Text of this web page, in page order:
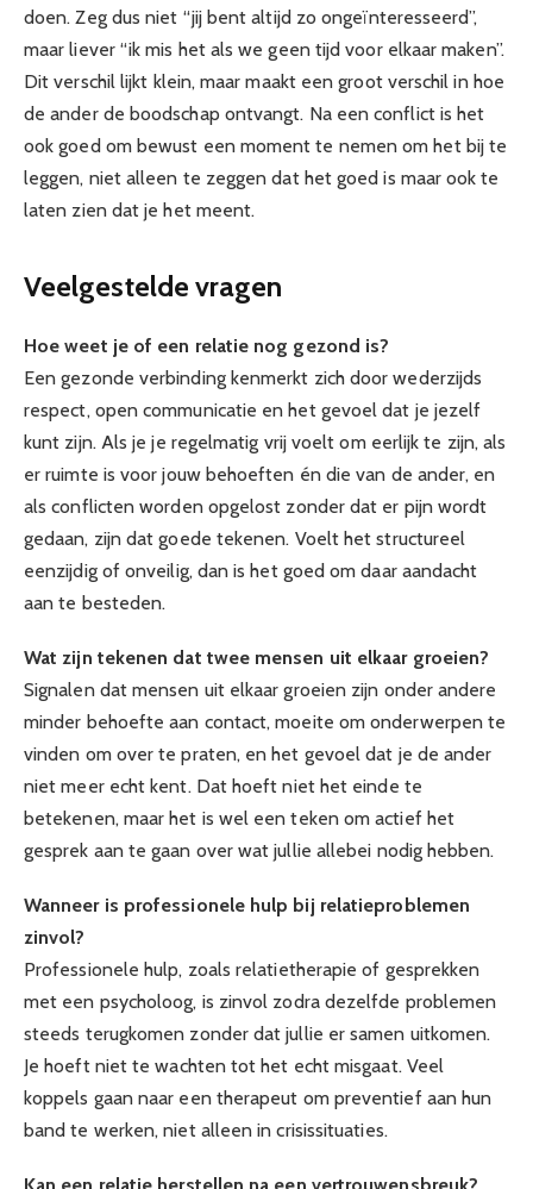
doen. Zeg dus niet “jij bent altijd zo ongeïnteresseerd”,
maar liever “ik mis het als we geen tijd voor elkaar maken”.
Dit verschil lijkt klein, maar maakt een groot verschil in hoe
de ander de boodschap ontvangt. Na een conflict is het
ook goed om bewust een moment te nemen om het bij te
leggen, niet alleen te zeggen dat het goed is maar ook te
laten zien dat je het meent.
Veelgestelde vragen
Hoe weet je of een relatie nog gezond is?
Een gezonde verbinding kenmerkt zich door wederzijds
respect, open communicatie en het gevoel dat je jezelf
kunt zijn. Als je je regelmatig vrij voelt om eerlijk te zijn, als
er ruimte is voor jouw behoeften én die van de ander, en
als conflicten worden opgelost zonder dat er pijn wordt
gedaan, zijn dat goede tekenen. Voelt het structureel
eenzijdig of onveilig, dan is het goed om daar aandacht
aan te besteden.
Wat zijn tekenen dat twee mensen uit elkaar groeien?
Signalen dat mensen uit elkaar groeien zijn onder andere
minder behoefte aan contact, moeite om onderwerpen te
vinden om over te praten, en het gevoel dat je de ander
niet meer echt kent. Dat hoeft niet het einde te
betekenen, maar het is wel een teken om actief het
gesprek aan te gaan over wat jullie allebei nodig hebben.
Wanneer is professionele hulp bij relatieproblemen
zinvol?
Professionele hulp, zoals relatietherapie of gesprekken
met een psycholoog, is zinvol zodra dezelfde problemen
steeds terugkomen zonder dat jullie er samen uitkomen.
Je hoeft niet te wachten tot het echt misgaat. Veel
koppels gaan naar een therapeut om preventief aan hun
band te werken, niet alleen in crisissituaties.